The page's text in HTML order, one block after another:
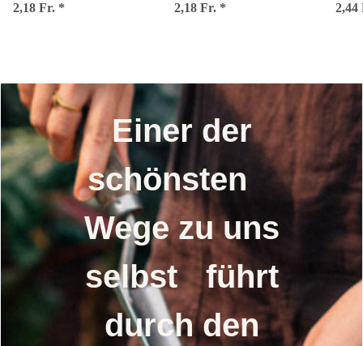
basilicum) Bio Saatgut
2,18 Fr. *
Samen
2,18 Fr. *
Einer der
schönsten
Wege zu uns
selbst führt
durch den